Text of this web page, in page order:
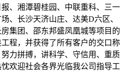
、湘潭碧桂园、中联重科、三一
、长沙天济山庄、达美D六区、
集团、邵东邦盛凤凰城等项目的
程，并获得了所有客户的交口称
力拼搏，讲科学、守信用、重质
欢迎社会各界光临我公司指导工